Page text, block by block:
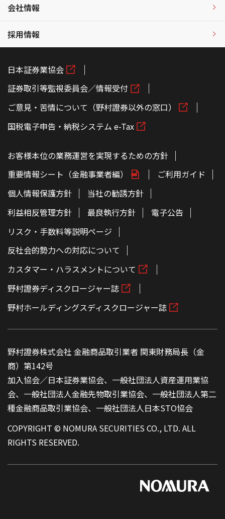
会社情報
採用情報
日本証券業協会
証券取引等監視委員会／情報受付
ご意見・苦情について（野村證券以外の窓口）
国税電子申告・納税システム e-Tax
お客様本位の業務運営を実現するための方針
重要情報シート（金融事業者編）
ご利用ガイド
個人情報保護方針
当社の勧誘方針
利益相反管理方針
最良執行方針
電子公告
リスク・手数料等説明ページ
反社会的勢力への対応について
カスタマー・ハラスメントについて
野村證券ディスクロージャー誌
野村ホールディングスディスクロージャー誌
野村證券株式会社 金融商品取引業者 関東財務局長（金
商）第142号
加入協会／日本証券業協会、一般社団法人資産運用業協
会、一般社団法人金融先物取引業協会、一般社団法人第二
種金融商品取引業協会、一般社団法人日本STO協会
COPYRIGHT © NOMURA SECURITIES CO., LTD. ALL
RIGHTS RESERVED.